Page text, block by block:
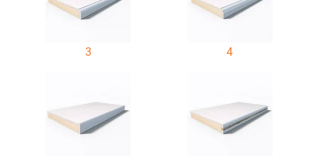
3 4